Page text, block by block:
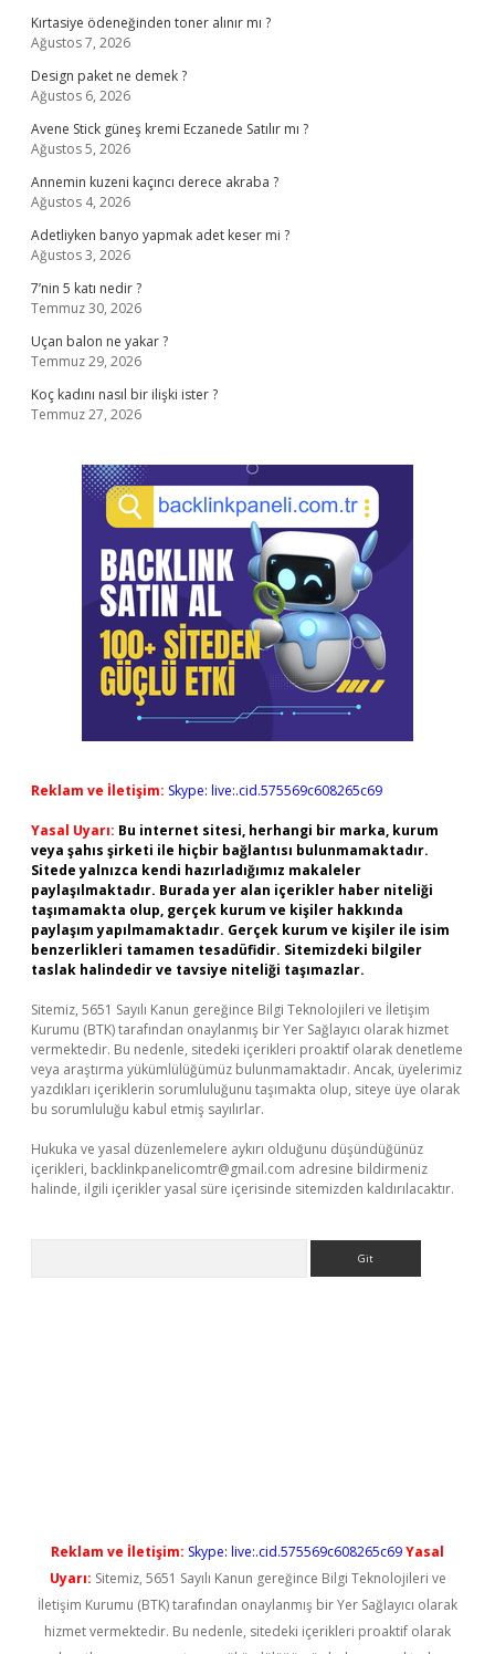
Kırtasiye ödeneğinden toner alınır mı ?
Ağustos 7, 2026
Design paket ne demek ?
Ağustos 6, 2026
Avene Stick güneş kremi Eczanede Satılır mı ?
Ağustos 5, 2026
Annemin kuzeni kaçıncı derece akraba ?
Ağustos 4, 2026
Adetliyken banyo yapmak adet keser mi ?
Ağustos 3, 2026
7’nin 5 katı nedir ?
Temmuz 30, 2026
Uçan balon ne yakar ?
Temmuz 29, 2026
Koç kadını nasıl bir ilişki ister ?
Temmuz 27, 2026
Reklam ve İletişim: Skype: live:.cid.575569c608265c69
Yasal Uyarı: Bu internet sitesi, herhangi bir marka, kurum
veya şahıs şirketi ile hiçbir bağlantısı bulunmamaktadır.
Sitede yalnızca kendi hazırladığımız makaleler
paylaşılmaktadır. Burada yer alan içerikler haber niteliği
taşımamakta olup, gerçek kurum ve kişiler hakkında
paylaşım yapılmamaktadır. Gerçek kurum ve kişiler ile isim
benzerlikleri tamamen tesadüfidir. Sitemizdeki bilgiler
taslak halindedir ve tavsiye niteliği taşımazlar.
Sitemiz, 5651 Sayılı Kanun gereğince Bilgi Teknolojileri ve İletişim
Kurumu (BTK) tarafından onaylanmış bir Yer Sağlayıcı olarak hizmet
vermektedir. Bu nedenle, sitedeki içerikleri proaktif olarak denetleme
veya araştırma yükümlülüğümüz bulunmamaktadır. Ancak, üyelerimiz
yazdıkları içeriklerin sorumluluğunu taşımakta olup, siteye üye olarak
bu sorumluluğu kabul etmiş sayılırlar.
Hukuka ve yasal düzenlemelere aykırı olduğunu düşündüğünüz
içerikleri, backlinkpanelicomtr@gmail.com adresine bildirmeniz
halinde, ilgili içerikler yasal süre içerisinde sitemizden kaldırılacaktır.
Reklam ve İletişim: Skype: live:.cid.575569c608265c69Yasal
Uyarı: Sitemiz, 5651 Sayılı Kanun gereğince Bilgi Teknolojileri ve
İletişim Kurumu (BTK) tarafından onaylanmış bir Yer Sağlayıcı olarak
hizmet vermektedir. Bu nedenle, sitedeki içerikleri proaktif olarak